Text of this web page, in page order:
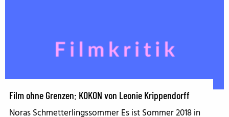
Film ohne Grenzen: KOKON von Leonie Krippendorff
Noras Schmetterlingssommer Es ist Sommer 2018 in